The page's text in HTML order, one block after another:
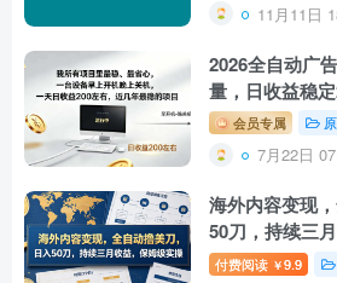
11月11日
2026全自动广
量，日收益稳
会员专属
7月22日
海外内容变现
50刀，持续三
【揭秘】
付费阅读 ￥9.9